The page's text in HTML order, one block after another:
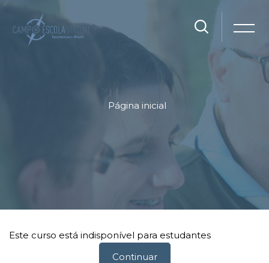
Página inicial
Blocos
Blocos
Este curso está indisponível para estudantes
Continuar